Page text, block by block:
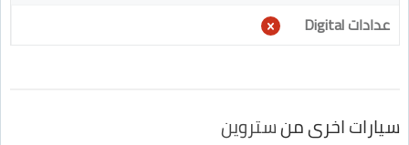
عدادات Digital
سيارات اخرى منستروين